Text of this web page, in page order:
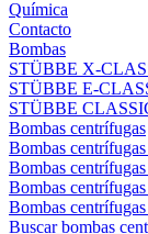
Química
Contacto
Bombas
STÜBBE X-
STÜBBE E-
STÜBBE
Bombas centrífugas
Bombas
Bombas
Bombas
Bombas
Buscar bombas